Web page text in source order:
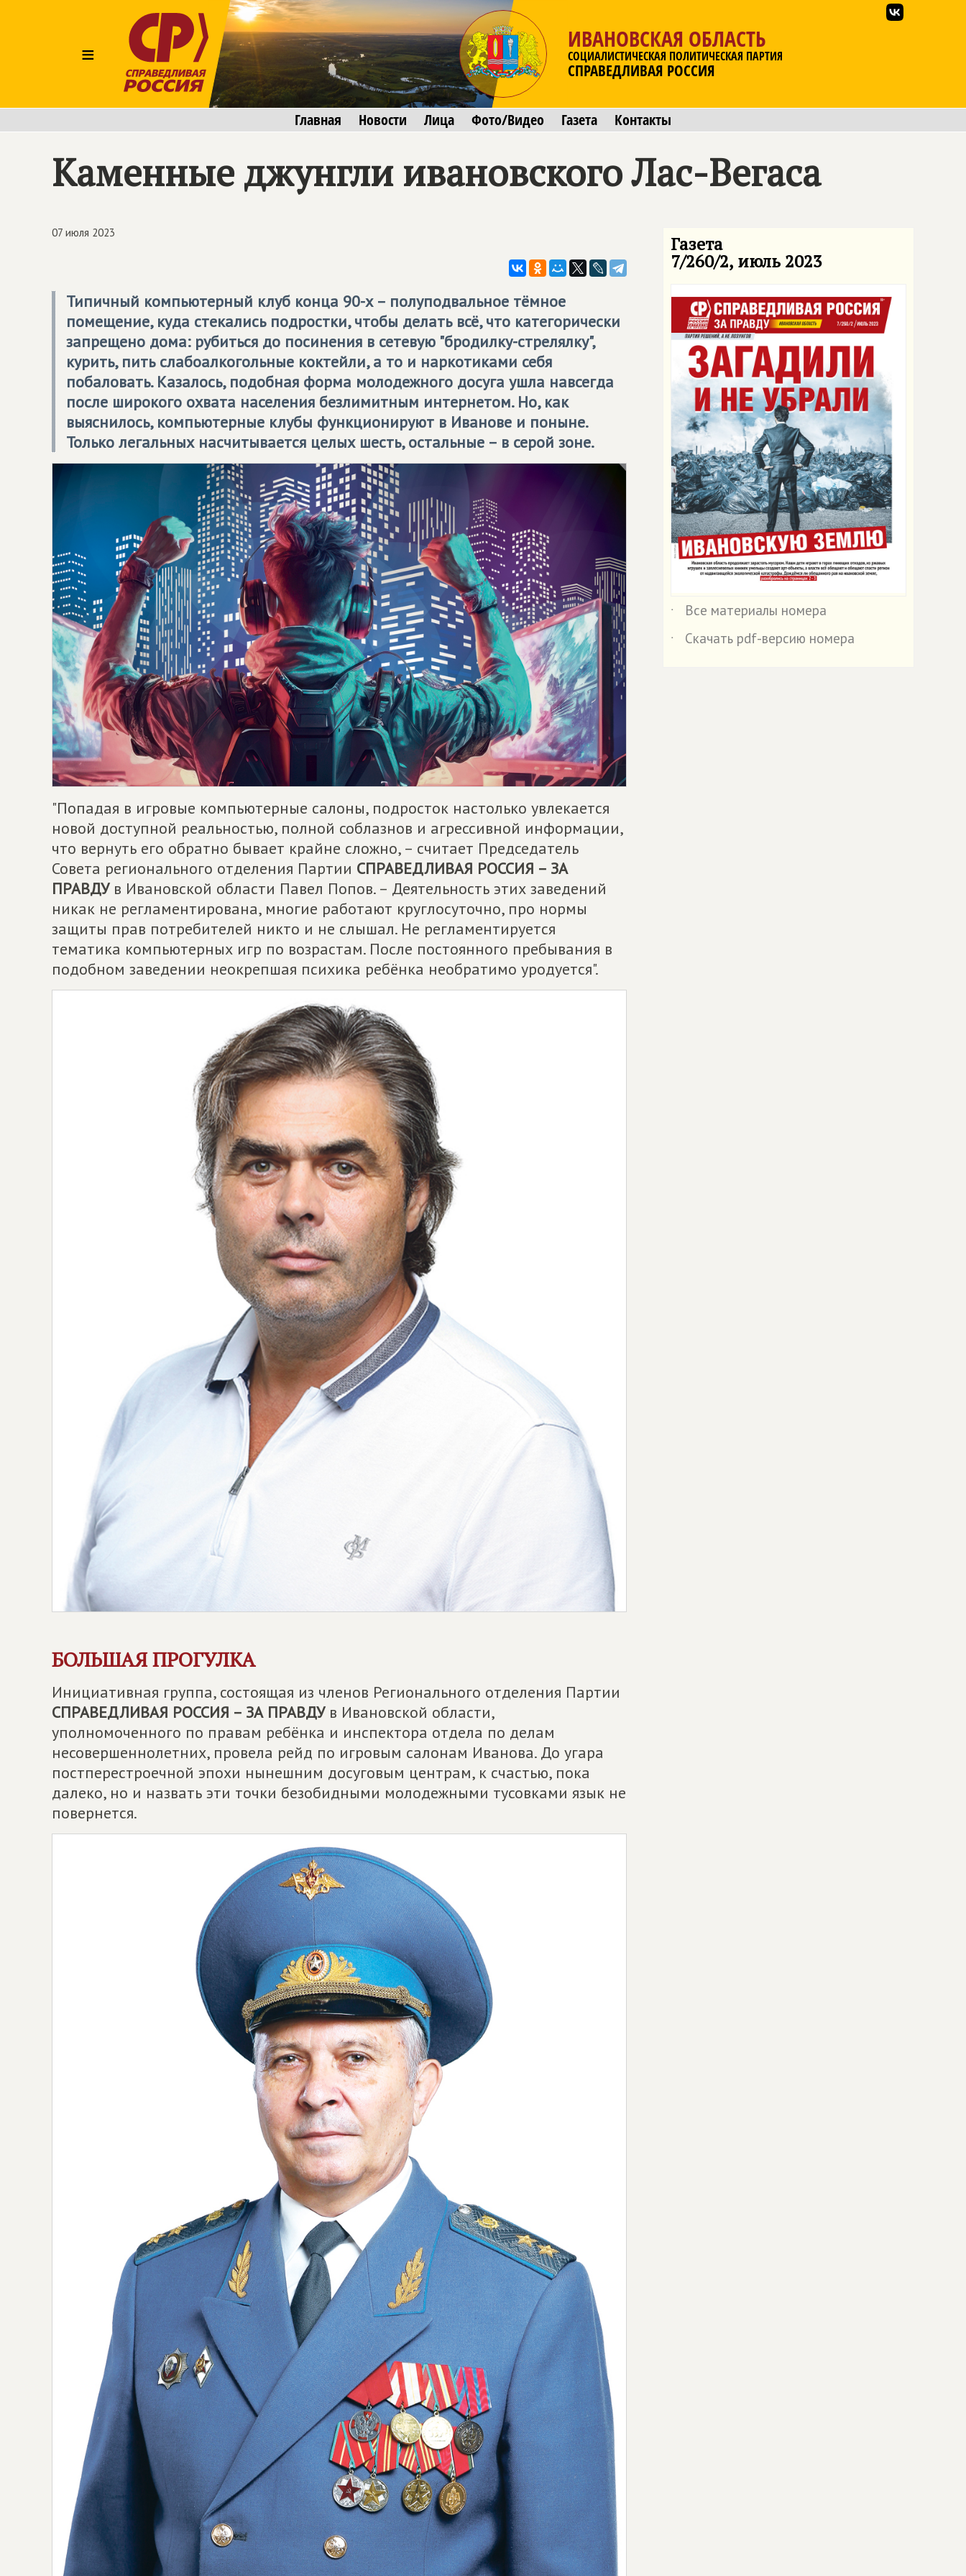
≡
ИВАНОВСКАЯ ОБЛАСТЬ
СОЦИАЛИСТИЧЕСКАЯ ПОЛИТИЧЕСКАЯ ПАРТИЯ
СПРАВЕДЛИВАЯ РОССИЯ
Главная Новости Лица Фото/Видео Газета Контакты
Каменные джунгли ивановского Лас-Вегаса
07 июля 2023
Типичный компьютерный клуб конца 90-х – полуподвальное тёмное
помещение, куда стекались подростки, чтобы делать всё, что категорически
запрещено дома: рубиться до посинения в сетевую "бродилку-стрелялку",
курить, пить слабоалкогольные коктейли, а то и наркотиками себя
побаловать. Казалось, подобная форма молодежного досуга ушла навсегда
после широкого охвата населения безлимитным интернетом. Но, как
выяснилось, компьютерные клубы функционируют в Иванове и поныне.
Только легальных насчитывается целых шесть, остальные – в серой зоне.
"Попадая в игровые компьютерные салоны, подросток настолько увлекается
новой доступной реальностью, полной соблазнов и агрессивной информации,
что вернуть его обратно бывает крайне сложно, – считает Председатель
Совета регионального отделения Партии СПРАВЕДЛИВАЯ РОССИЯ – ЗА
ПРАВДУв Ивановской области Павел Попов. – Деятельность этих заведений
никак не регламентирована, многие работают круглосуточно, про нормы
защиты прав потребителей никто и не слышал. Не регламентируется
тематика компьютерных игр по возрастам. После постоянного пребывания в
подобном заведении неокрепшая психика ребёнка необратимо уродуется".
БОЛЬШАЯ ПРОГУЛКА
Инициативная группа, состоящая из членов Регионального отделения Партии
СПРАВЕДЛИВАЯ РОССИЯ – ЗА ПРАВДУв Ивановской области,
уполномоченного по правам ребёнка и инспектора отдела по делам
несовершеннолетних, провела рейд по игровым салонам Иванова. До угара
постперестроечной эпохи нынешним досуговым центрам, к счастью, пока
далеко, но и назвать эти точки безобидными молодежными тусовками язык не
повернется.
Газета
7/260/2, июль 2023
˙
Все материалы номера
˙
Скачать pdf-версию номера